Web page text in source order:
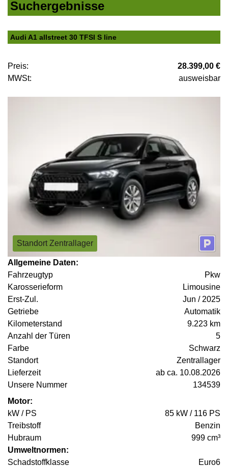
Suchergebnisse
Audi A1 allstreet 30 TFSI S line
Preis:
28.399,00 €
MWSt:
ausweisbar
Standort Zentrallager
Allgemeine Daten:
Fahrzeugtyp
Pkw
Karosserieform
Limousine
Erst-Zul.
Jun / 2025
Getriebe
Automatik
Kilometerstand
9.223 km
Anzahl der Türen
5
Farbe
Schwarz
Standort
Zentrallager
Lieferzeit
ab ca. 10.08.2026
Unsere Nummer
134539
Motor:
kW / PS
85 kW / 116 PS
Treibstoff
Benzin
Hubraum
999 cm³
Umweltnormen:
Schadstoffklasse
Euro6